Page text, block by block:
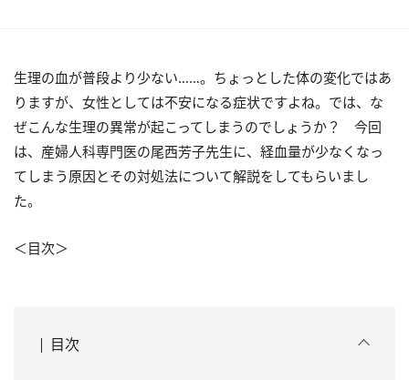
生理の血が普段より少ない……。ちょっとした体の変化ではあ
りますが、女性としては不安になる症状ですよね。では、な
ぜこんな生理の異常が起こってしまうのでしょうか？ 今回
は、産婦人科専門医の尾西芳子先生に、経血量が少なくなっ
てしまう原因とその対処法について解説をしてもらいまし
た。
＜目次＞
目次